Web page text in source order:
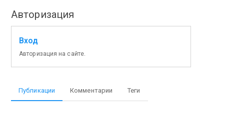
Авторизация
Вход
Авторизация на сайте.
Публикации Комментарии Теги